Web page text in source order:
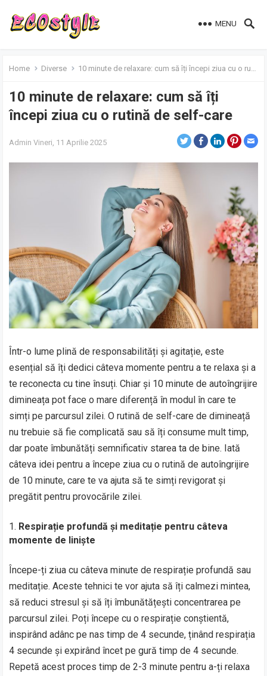
MENU
Home Diverse 10 minute de relaxare: cum să îți începi ziua cu o rutină de self-care
10 minute de relaxare: cum să îți
începi ziua cu o rutină de self-care
Admin Vineri, 11 Aprilie 2025
Într-o lume plină de responsabilități și agitație, este
esențial să îți dedici câteva momente pentru a te relaxa și a
te reconecta cu tine însuți. Chiar și 10 minute de autoîngrijire
dimineața pot face o mare diferență în modul în care te
simți pe parcursul zilei. O rutină de self-care de dimineață
nu trebuie să fie complicată sau să îți consume mult timp,
dar poate îmbunătăți semnificativ starea ta de bine. Iată
câteva idei pentru a începe ziua cu o rutină de autoîngrijire
de 10 minute, care te va ajuta să te simți revigorat și
pregătit pentru provocările zilei.
Respirație profundă și meditație pentru câteva
momente de liniște
Începe-ți ziua cu câteva minute de respirație profundă sau
meditație. Aceste tehnici te vor ajuta să îți calmezi mintea,
să reduci stresul și să îți îmbunătățești concentrarea pe
parcursul zilei. Poți începe cu o respirație conștientă,
inspirând adânc pe nas timp de 4 secunde, ținând respirația
4 secunde și expirând încet pe gură timp de 4 secunde.
Repetă acest proces timp de 2-3 minute pentru a-ți relaxa